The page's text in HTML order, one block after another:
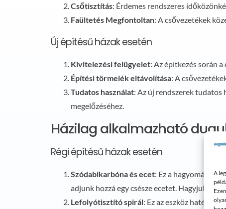
A
Csőtisztítás: Érdemes rendszeres
Faültetés Megfontoltan: A csővezetékek
Új építésű házak esetén
Kivitelezési felügyelet: Az építkezés során
Építési törmelék eltávolítása: A
Tudatos használat: Az új rendszerek tudatos
megelőzéséhez.
Házilag alkalmazható
Régi építésű házak esetén
Szódabikarbóna és ecet: Ez a hagyományos
adjunk hozzá egy csésze ecetet. Hagyjuk
Lefolyótisztító spirál: Ez az eszköz